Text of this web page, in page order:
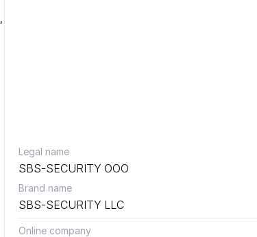
Legal name
SBS-SECURITY ООО
Brand name
SBS-SECURITY LLC
Online company